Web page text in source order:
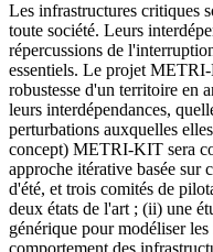
Les infrastructures critiques
toute société. Leurs
répercussions de
essentiels. Le projet
robustesse d'un territoire en
leurs interdépendances,
perturbations auxquelles
concept) METRI-KIT sera
approche itérative basée sur
d'été, et trois comités de
deux états de l'art ; (ii) une
générique pour modéliser